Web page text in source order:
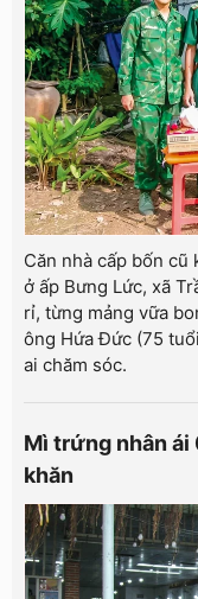
Căn nhà cấp bốn
ở ấp Bưng Lức, xã
rỉ, từng mảng vữa
ông Hứa Đức (75
ai chăm sóc.
Mì trứng nhân ái
khăn